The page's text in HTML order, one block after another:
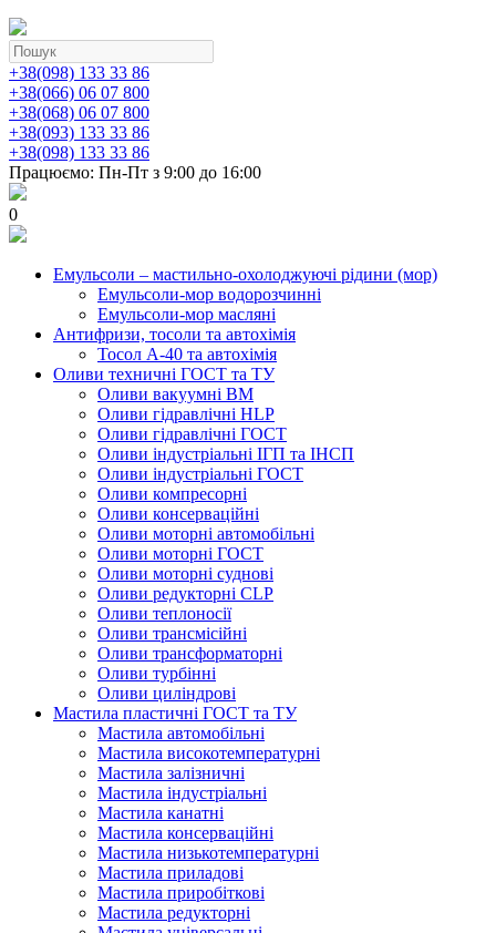
+38(098) 133 33 86
+38(066) 06 07 800
+38(068) 06 07 800
+38(093) 133 33 86
+38(098) 133 33 86
Працюємо: Пн-Пт з 9:00 до 16:00
0
Емульсоли – мастильно-охолоджуючі рідини (мор)
Емульсоли-мор водорозчинні
Емульсоли-мор масляні
Антифризи, тосоли та автохімія
Тосол А-40 та автохімія
Оливи техничні ГОСТ та ТУ
Оливи вакуумні ВМ
Оливи гідравлічні HLP
Оливи гідравлічні ГОСТ
Оливи індустріальні ІГП та ІНСП
Оливи індустріальні ГОСТ
Оливи компресорні
Оливи консерваційні
Оливи моторні автомобільні
Оливи моторні ГОСТ
Оливи моторні суднові
Оливи редукторні CLP
Оливи теплоносії
Оливи трансмісійні
Оливи трансформаторні
Оливи турбінні
Оливи циліндрові
Мастила пластичні ГОСТ та ТУ
Мастила автомобільні
Мастила високотемпературні
Мастила залізничні
Мастила індустріальні
Мастила канатні
Мастила консерваційні
Мастила низькотемпературні
Мастила приладові
Мастила приробіткові
Мастила редукторні